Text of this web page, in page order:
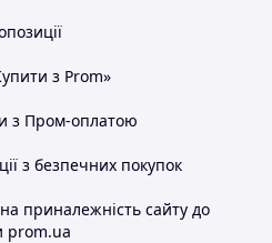
з Prom»
з Пром-оплатою
з безпечних покупок
приналежність сайту до
prom.ua